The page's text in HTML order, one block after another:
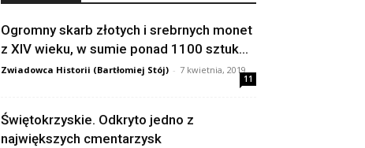
Ogromny skarb złotych i srebrnych monet
z XIV wieku, w sumie ponad 1100 sztuk...
Zwiadowca Historii (Bartłomiej Stój) - 7 kwietnia, 2019
11
Świętokrzyskie. Odkryto jedno z
największych cmentarzysk